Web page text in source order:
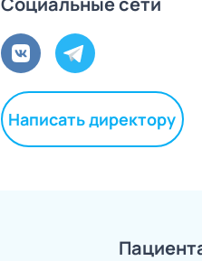
Написать директору